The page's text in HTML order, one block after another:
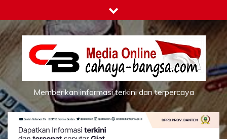
to
content
Memberikan informasi terkini dan terpercaya